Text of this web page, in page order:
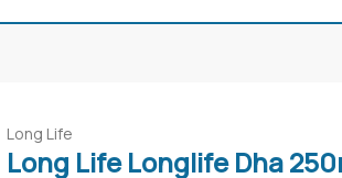
Long Life
Long Life Longlife Dha